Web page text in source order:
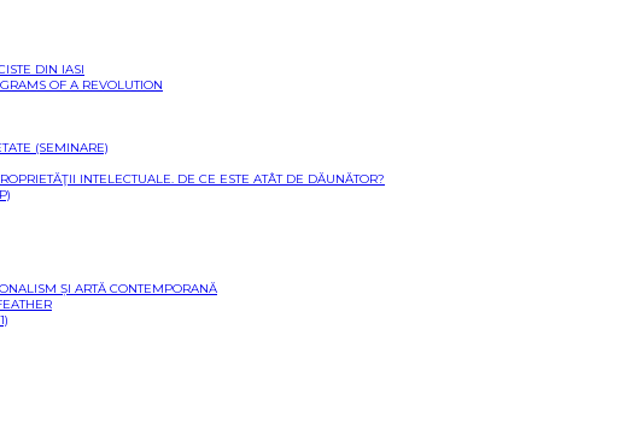
DIN IASI
OF A REVOLUTION
(SEMINARE)
INTELECTUALE. DE CE ESTE ATÂT DE DĂUNĂTOR?
ȘI ARTĂ CONTEMPORANĂ